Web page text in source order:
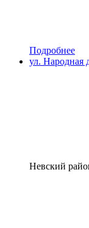
Подробнее
ул. Народная
Невский